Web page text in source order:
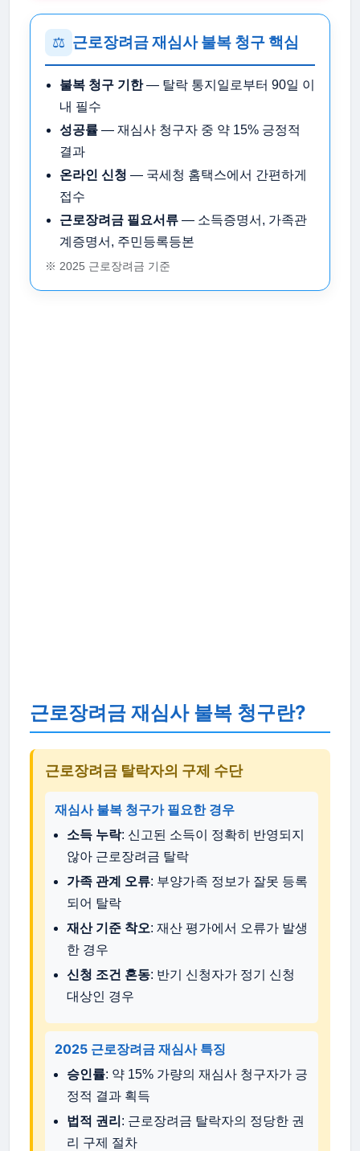
⚖️ 근로장려금 재심사 불복 청구 핵심
불복 청구 기한— 탈락 통지일로부터 90일 이
내 필수
성공률— 재심사 청구자 중 약 15% 긍정적
결과
온라인 신청 — 국세청 홈택스에서 간편하게
접수
근로장려금 필요서류— 소득증명서, 가족관
계증명서, 주민등록등본
※ 2025 근로장려금 기준
근로장려금 재심사 불복 청구란?
근로장려금 탈락자의 구제 수단
재심사 불복 청구가 필요한 경우
소득 누락: 신고된 소득이 정확히 반영되지
않아 근로장려금 탈락
가족 관계 오류: 부양가족 정보가 잘못 등록
되어 탈락
재산 기준 착오: 재산 평가에서 오류가 발생
한 경우
신청 조건 혼동: 반기 신청자가 정기 신청
대상인 경우
2025 근로장려금 재심사 특징
승인률: 약 15% 가량의 재심사 청구자가 긍
정적 결과 획득
법적 권리 : 근로장려금 탈락자의 정당한 권
리 구제 절차